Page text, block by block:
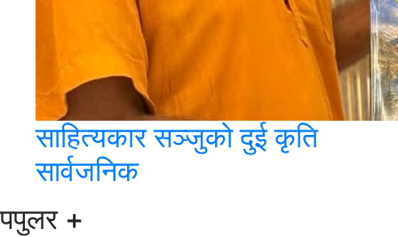
साहित्यकार सञ्जुको दुई कृति
सार्वजनिक
पपुलर +